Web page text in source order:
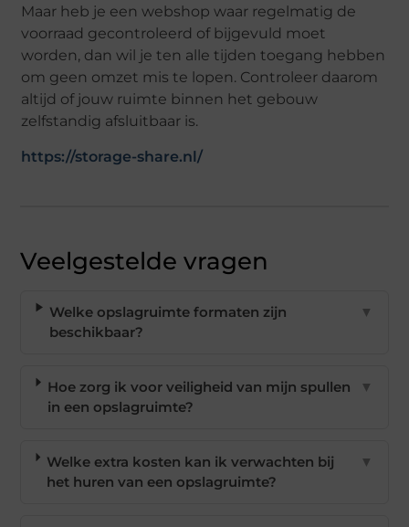
Maar heb je een webshop waar regelmatig de
voorraad gecontroleerd of bijgevuld moet
worden, dan wil je ten alle tijden toegang hebben
om geen omzet mis te lopen. Controleer daarom
altijd of jouw ruimte binnen het gebouw
zelfstandig afsluitbaar is.
https://storage-share.nl/
Veelgestelde vragen
Welke opslagruimte formaten zijn
beschikbaar?
▼
Hoe zorg ik voor veiligheid van mijn spullen
in een opslagruimte?
▼
Welke extra kosten kan ik verwachten bij
het huren van een opslagruimte?
▼